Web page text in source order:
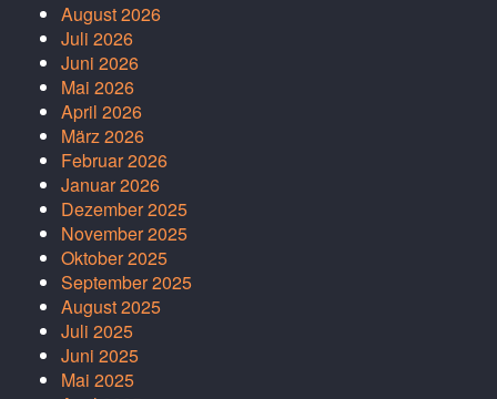
August 2026
Juli 2026
Juni 2026
Mai 2026
April 2026
März 2026
Februar 2026
Januar 2026
Dezember 2025
November 2025
Oktober 2025
September 2025
August 2025
Juli 2025
Juni 2025
Mai 2025